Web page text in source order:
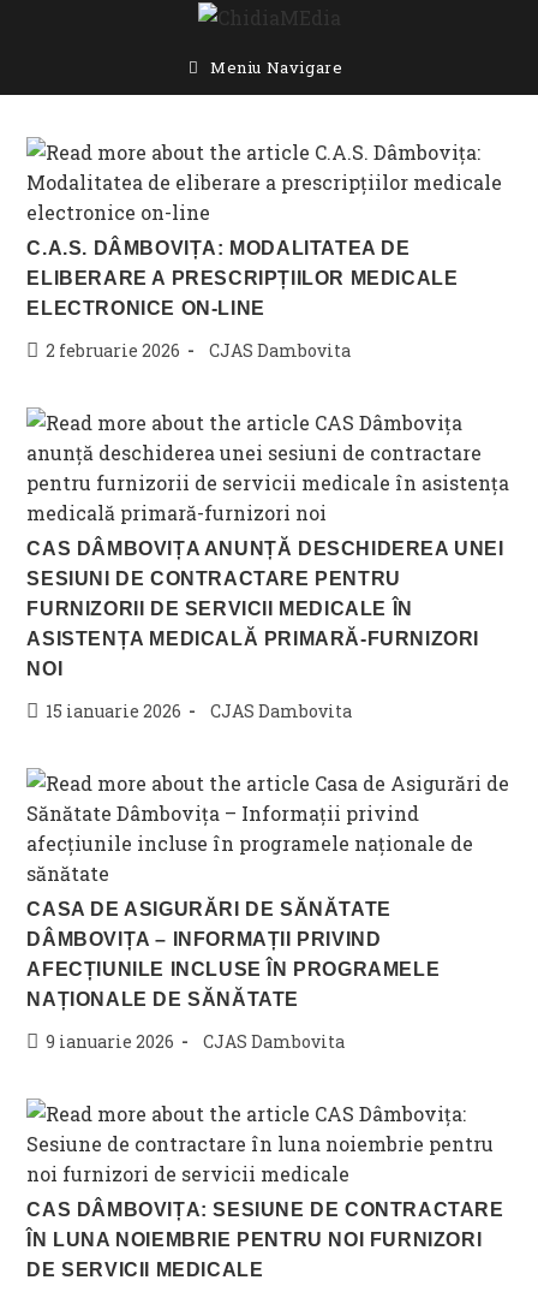
Meniu Navigare
C.A.S. DÂMBOVIȚA: MODALITATEA DE
ELIBERARE A PRESCRIPȚIILOR MEDICALE
ELECTRONICE ON-LINE
Post2 februarie 2026
Post
CJAS Dambovita
CAS DÂMBOVIȚA ANUNȚĂ DESCHIDEREA UNEI
SESIUNI DE CONTRACTARE PENTRU
FURNIZORII DE SERVICII MEDICALE ÎN
ASISTENȚA MEDICALĂ PRIMARĂ-FURNIZORI
NOI
Post15 ianuarie 2026
Post
CJAS Dambovita
CASA DE ASIGURĂRI DE SĂNĂTATE
DÂMBOVIȚA – INFORMAȚII PRIVIND
AFECȚIUNILE INCLUSE ÎN PROGRAMELE
NAȚIONALE DE SĂNĂTATE
Post9 ianuarie 2026
Post
CJAS Dambovita
CAS DÂMBOVIȚA: SESIUNE DE CONTRACTARE
ÎN LUNA NOIEMBRIE PENTRU NOI FURNIZORI
DE SERVICII MEDICALE